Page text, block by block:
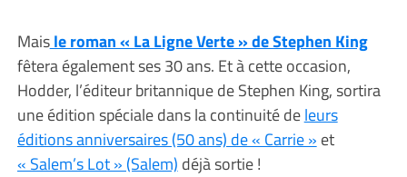
Maisle roman « La Ligne Verte » de Stephen King
fêtera également ses 30 ans. Et à cette occasion,
Hodder, l’éditeur britannique de Stephen King, sortira
une édition spéciale dans la continuité deleurs
éditions anniversaires (50 ans) de « Carrie » et
« Salem’s Lot » (Salem) déjà sortie !